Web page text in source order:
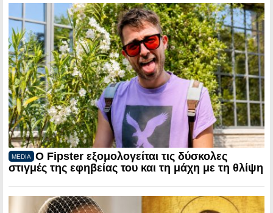
MEDIA
Ο Fipster εξομολογείται τις δύσκολες
στιγμές της εφηβείας του και τη μάχη με τη θλίψη